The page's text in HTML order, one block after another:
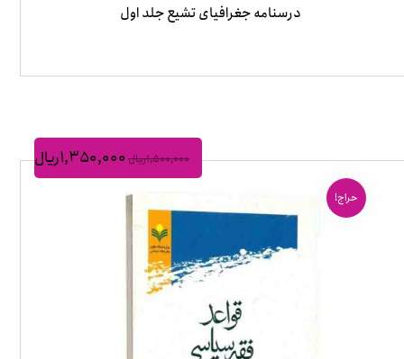
درسنامه جغرافیای تشیع جلد اول
۱,۵۰۰,۰۰۰ریال ۱,۳۵۰,۰۰۰ریال
حراج!